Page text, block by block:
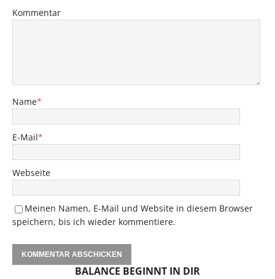
Kommentar
Name*
E-Mail*
Webseite
Meinen Namen, E-Mail und Website in diesem Browser
speichern, bis ich wieder kommentiere.
BALANCE BEGINNT IN DIR